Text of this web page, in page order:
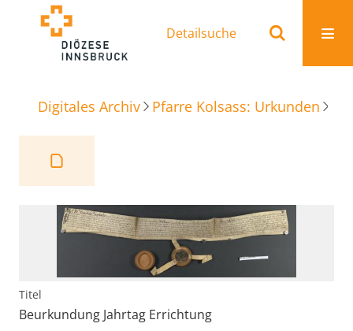
Detailsuche
Digitales Archiv Pfarre Kolsass: Urkunden
Titel
Beurkundung Jahrtag Errichtung